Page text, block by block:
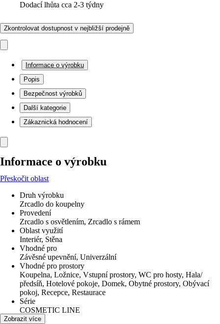
Dodací lhůta cca 2-3 týdny
Zkontrolovat dostupnost v nejbližší prodejně
Informace o výrobku
Popis
Bezpečnost výrobků
Další kategorie
Zákaznická hodnocení
Informace o výrobku
Přeskočit oblast
Druh výrobku
Zrcadlo do koupelny
Provedení
Zrcadlo s osvětlením, Zrcadlo s rámem
Oblast využití
Interiér, Stěna
Vhodné pro
Závěsné upevnění, Univerzální
Vhodné pro prostory
Koupelna, Ložnice, Vstupní prostory, WC pro hosty, Hala/
předsíň, Hotelové pokoje, Domek, Obytné prostory, Obývací
pokoj, Recepce, Restaurace
Série
COSMETIC LINE
Tvar
Zobrazit více